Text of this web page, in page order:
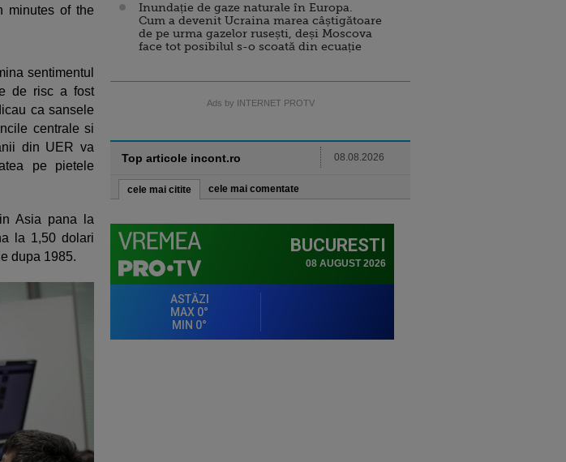
minutes of the
sentimentul
de risc a fost
ca sansele
centrale si
din UER va
pe pietele
Asia pana la
la 1,50 dolari
dupa 1985.
Inundație de gaze naturale în Europa.
Cum a devenit Ucraina marea câștigătoare
de pe urma gazelor rusești, deși Moscova
face tot posibilul s-o scoată din ecuație
Ads by INTERNET PROTV
Top articole incont.ro 08.08.2026
cele mai citite cele mai comentate